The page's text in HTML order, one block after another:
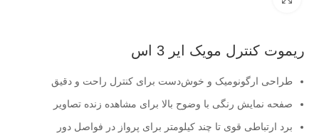
ریموت کنترل مویک ایر 3 اس
طراحی ارگونومیک و خوش‌دست برای کنترل راحت و دقیق
صفحه نمایش رنگی با وضوح بالا برای مشاهده زنده تصاویر
برد ارتباطی قوی تا چند کیلومتر برای پرواز در فواصل دور